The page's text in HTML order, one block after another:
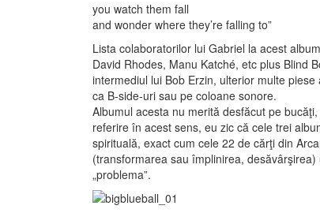
you watch them fall
and wonder where they’re falling to”
Lista colaboratorilor lui Gabriel la acest
David Rhodes, Manu Katché, etc plus Blind
intermediul lui Bob Erzin, ulterior multe
ca B-side-uri sau pe coloane sonore.
Albumul acesta nu merită desfăcut pe
referire în acest sens, eu zic că cele trei
spirituală, exact cum cele 22 de cărţi din
(transformarea sau împlinirea,
„problema”.